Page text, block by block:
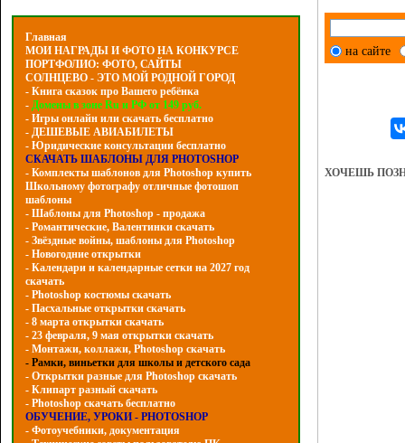
Главная
МОИ НАГРАДЫ И ФОТО НА КОНКУРСЕ
ПОРТФОЛИО: ФОТО, САЙТЫ
СОЛНЦЕВО - ЭТО МОЙ РОДНОЙ ГОРОД
- Книга сказок про Вашего ребёнка
- Домены в зоне Ru и РФ от 149 руб.
- Игры онлайн или скачать бесплатно
- ДЕШЕВЫЕ АВИАБИЛЕТЫ
- Юридические консультации бесплатно
СКАЧАТЬ ШАБЛОНЫ ДЛЯ PHOTOSHOP
- Комплекты шаблонов для Photoshop купить
Школьному фотографу отличные фотошоп
шаблоны
- Шаблоны для Photoshop - продажа
- Романтические, Валентинки скачать
- Звёздные войны, шаблоны для Photoshop
- Hовогодние открытки
- Календари и календарные сетки на 2027 год
скачать
- Photoshop костюмы скачать
- Пасхальные открытки скачать
- 8 марта открытки скачать
- 23 февраля, 9 мая открытки скачать
- Монтажи, коллажи, Photoshop скачать
- Рамки, виньетки для школы и детского сада
- Открытки разные для Photoshop скачать
- Клипарт разный скачать
- Photoshop скачать бесплатно
ОБУЧЕНИЕ, УРОКИ - PHOTOSHOP
- Фотоучебники, документация
на сайте
ХОЧЕШЬ